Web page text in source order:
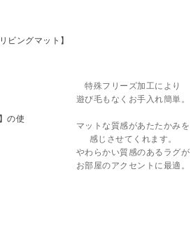
特殊フリーズ加工により
遊び毛もなくお手入れ簡単。
マットな質感があたたかみを
感じさせてくれます。
やわらかい質感のあるラグが
お部屋のアクセントに最適。